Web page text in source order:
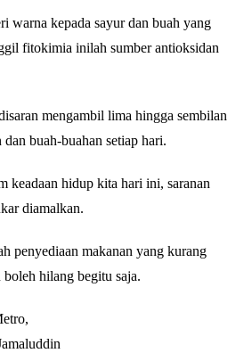
warna kepada sayur dan buah yang
fitokimia inilah sumber antioksidan
mengambil lima hingga sembilan
buah-buahan setiap hari.
keadaan hidup kita hari ini, saranan
diamalkan.
penyediaan makanan yang kurang
hilang begitu saja.